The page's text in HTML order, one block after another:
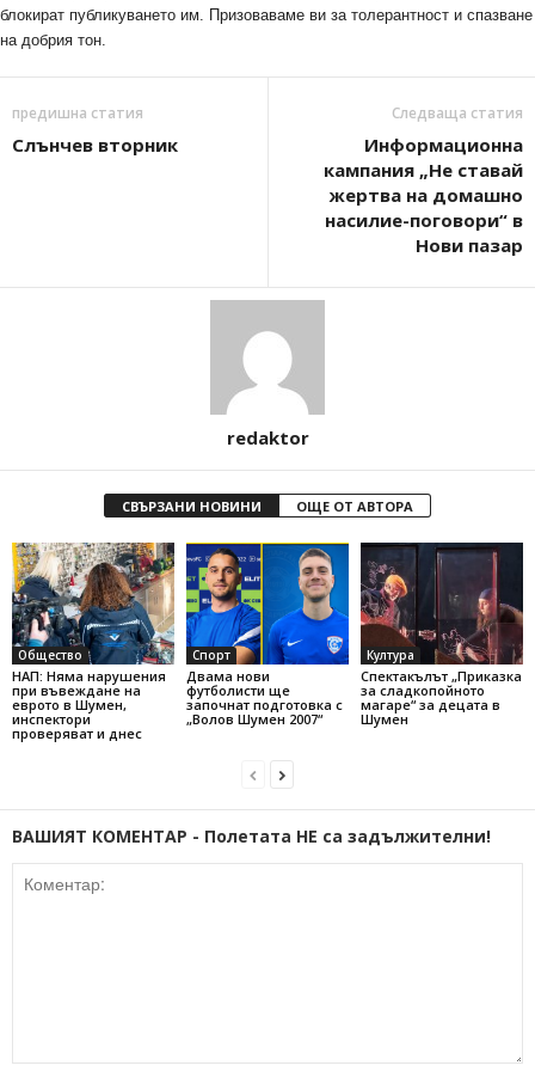
блокират публикуването им. Призоваваме ви за толерантност и спазване
на добрия тон.
предишна статия
Слънчев вторник
Следваща статия
Информационна
кампания „Не ставай
жертва на домашно
насилие-поговори“ в
Нови пазар
redaktor
СВЪРЗАНИ НОВИНИ ОЩЕ ОТ АВТОРА
Общество
НАП: Няма нарушения
при въвеждане на
еврото в Шумен,
инспектори
проверяват и днес
Спорт
Двама нови
футболисти ще
започнат подготовка с
„Волов Шумен 2007“
Култура
Спектакълът „Приказка
за сладкопойното
магаре“ за децата в
Шумен
ВАШИЯТ КОМЕНТАР - Полетата НЕ са задължителни!